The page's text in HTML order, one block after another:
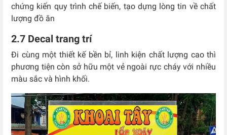
chứng kiến quy trình chế biến, tạo dựng lòng tin về chất
lượng đồ ăn
2.7 Decal trang trí
Đi cùng một thiết kế bền bỉ, linh kiện chất lượng cao thì
phương tiện còn sở hữu một vẻ ngoài rực cháy với nhiều
màu sắc và hình khối.